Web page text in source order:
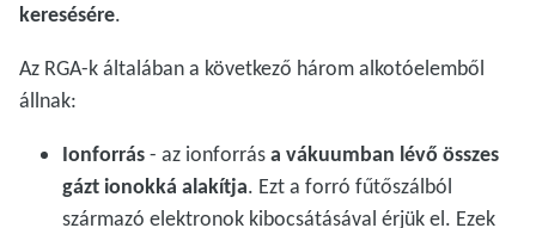
keresésére.
Az RGA-k általában a következő három alkotóelemből
állnak:
Ionforrás- az ionforrása vákuumban lévő összes
gázt ionokká alakítja. Ezt a forró fűtőszálból
származó elektronok kibocsátásával érjük el. Ezek